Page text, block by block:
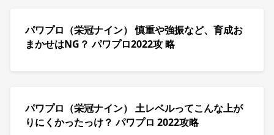
パワプロ（栄冠ナイン） 慎重や強振など、育成お
まかせはNG？ パワプロ2022攻 略
パワプロ（栄冠ナイン） 土レベルってこんな上が
りにくかったっけ？ パワプロ 2022攻略